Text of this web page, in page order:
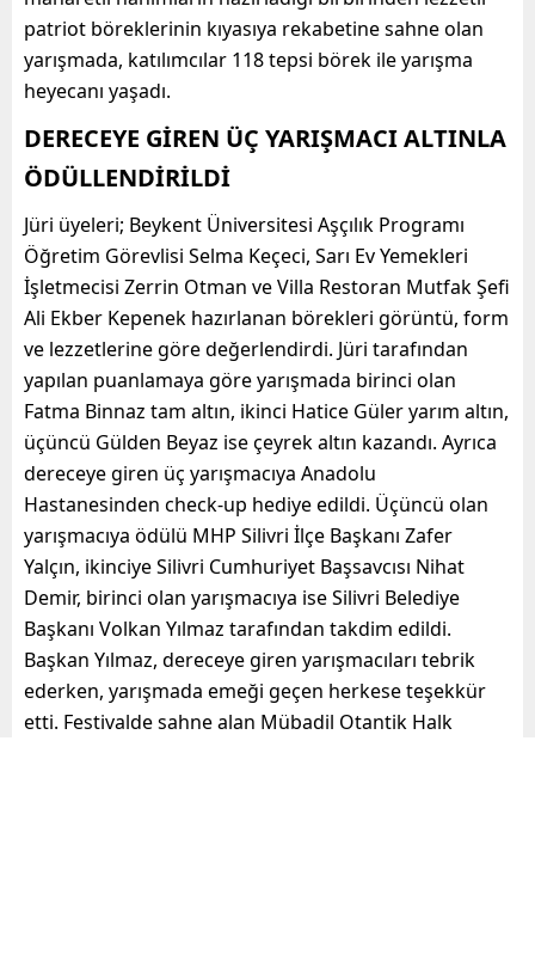
patriot böreklerinin kıyasıya rekabetine sahne olan
yarışmada, katılımcılar 118 tepsi börek ile yarışma
heyecanı yaşadı.
DERECEYE GİREN ÜÇ YARIŞMACI ALTINLA
ÖDÜLLENDİRİLDİ
Jüri üyeleri; Beykent Üniversitesi Aşçılık Programı
Öğretim Görevlisi Selma Keçeci, Sarı Ev Yemekleri
İşletmecisi Zerrin Otman ve Villa Restoran Mutfak Şefi
Ali Ekber Kepenek hazırlanan börekleri görüntü, form
ve lezzetlerine göre değerlendirdi. Jüri tarafından
yapılan puanlamaya göre yarışmada birinci olan
Fatma Binnaz tam altın, ikinci Hatice Güler yarım altın,
üçüncü Gülden Beyaz ise çeyrek altın kazandı. Ayrıca
dereceye giren üç yarışmacıya Anadolu
Hastanesinden check-up hediye edildi. Üçüncü olan
yarışmacıya ödülü MHP Silivri İlçe Başkanı Zafer
Yalçın, ikinciye Silivri Cumhuriyet Başsavcısı Nihat
Demir, birinci olan yarışmacıya ise Silivri Belediye
Başkanı Volkan Yılmaz tarafından takdim edildi.
Başkan Yılmaz, dereceye giren yarışmacıları tebrik
ederken, yarışmada emeği geçen herkese teşekkür
etti. Festivalde sahne alan Mübadil Otantik Halk